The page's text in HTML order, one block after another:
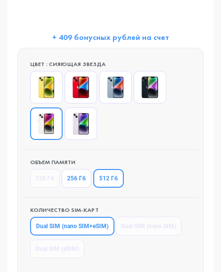
+ 409 бонусных рублей на счет
ЦВЕТ : СИЯЮЩАЯ ЗВЕЗДА
ОБЪЕМ ПАМЯТИ
256 Гб 512 Гб
КОЛИЧЕСТВО SIM-КАРТ
Dual SIM (nano SIM+eSIM)